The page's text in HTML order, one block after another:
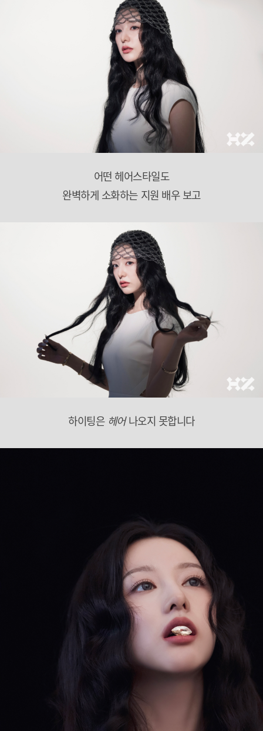
어떤 헤어스타일도
완벽하게 소화하는 지원 배우 보고
하이팅은 헤어나오지 못합니다